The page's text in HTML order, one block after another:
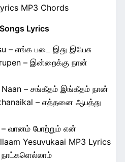
MP3 Chords
Lyrics
– எங்க படை இது இயேசு
– இன்றைக்கு நான்
Naan – சங்கீதம் இங்கீதம் நான்
– எத்தனை ஆபத்து
– வானம் போற்றும் என்
Yesuvukaai MP3 Lyrics